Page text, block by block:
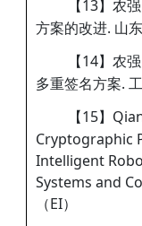
【13】农
方案的改进. 山
【14】农
多重签名方案.
【15】
Cryptographic
Intelligent
Systems and
（EI）